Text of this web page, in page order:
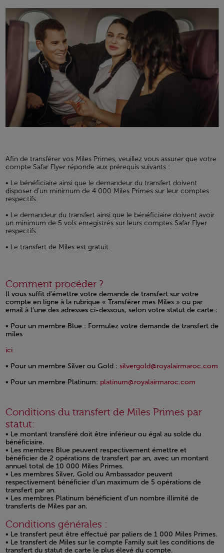
Afin de transférer vos Miles Primes, veuillez vous assurer que votre
compte Safar Flyer réponde aux prérequis suivants :
• Le bénéficiaire ainsi que le demandeur du transfert doivent
disposer d’un minimum de 4 000 Miles Primes sur leur comptes
respectifs.
• Le demandeur du transfert ainsi que le bénéficiaire doivent avoir
un minimum de 5 vols enregistrés sur leurs comptes Safar Flyer
respectifs.
• Le transfert de Miles est gratuit.
Comment procéder ?
Il vous suffit d’émettre votre demande de transfert sur votre
compte en ligne à la rubrique « Transférer mes Miles » ou par
email à l’une des adresses ci-dessous, selon votre statut de carte :
• Pour un membre Blue : Formulez votre demande de transfert de
miles
Open in a new window
iciOpen in a new window
• Pour un membre Silver ou Gold : silvergold@royalairmaroc.com
• Pour un membre Platinum: platinum@royalairmaroc.com
Conditions du transfert de Miles Primes par
statut:
• Le montant transféré doit être inférieur ou égal au solde du
bénéficiaire.
• Les membres Blue peuvent respectivement émettre et
bénéficier de 2 opérations de transfert par an, avec un montant
annuel total de 10 000 Miles Primes.
• Les membres Silver, Gold ou Ambassador peuvent
respectivement bénéficier d’un maximum de 5 opérations de
transfert par an.
• Les membres Platinum bénéficient d’un nombre illimité de
transferts de Miles par an.
Conditions générales :
• Le transfert peut être effectué par paliers de 1 000 Miles Primes.
• Le transfert de Miles sur le compte Family suit les conditions de
transfert du statut de carte le plus élevé du compte.